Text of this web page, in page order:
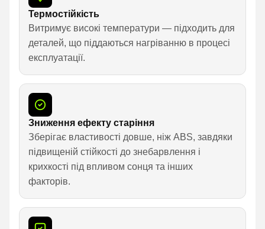
Термостійкість
Витримує високі температури — підходить для
деталей, що піддаються нагріванню в процесі
експлуатації.
Зниження ефекту старіння
Зберігає властивості довше, ніж ABS, завдяки
підвищеній стійкості до знебарвлення і
крихкості під впливом сонця та інших
факторів.